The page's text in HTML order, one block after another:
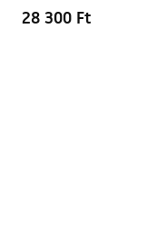
28 300 Ft